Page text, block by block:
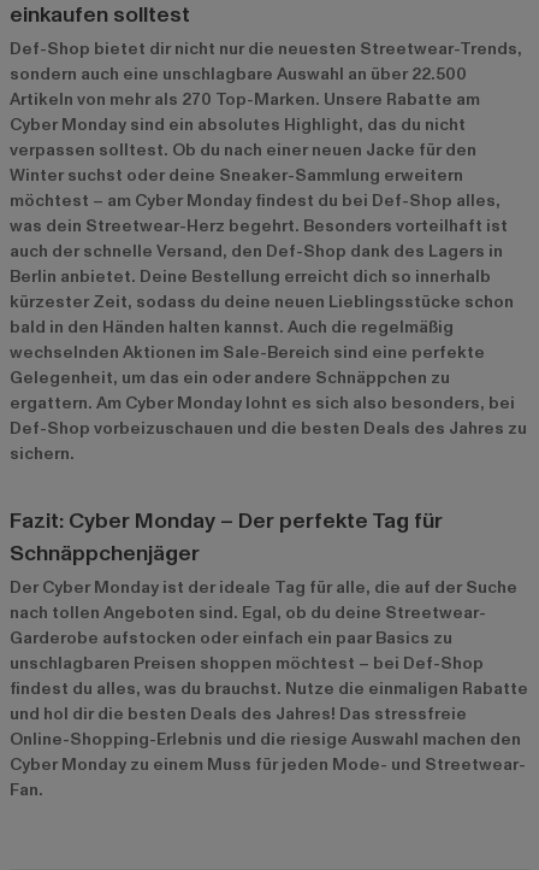
einkaufen solltest
Def-Shop bietet dir nicht nur die neuesten Streetwear-Trends,
sondern auch eine unschlagbare Auswahl an über 22.500
Artikeln von mehr als 270 Top-Marken. Unsere Rabatte am
Cyber Monday sind ein absolutes Highlight, das du nicht
verpassen solltest. Ob du nach einer neuen Jacke für den
Winter suchst oder deine Sneaker-Sammlung erweitern
möchtest – am Cyber Monday findest du bei Def-Shop alles,
was dein Streetwear-Herz begehrt. Besonders vorteilhaft ist
auch der schnelle Versand, den Def-Shop dank des Lagers in
Berlin anbietet. Deine Bestellung erreicht dich so innerhalb
kürzester Zeit, sodass du deine neuen Lieblingsstücke schon
bald in den Händen halten kannst. Auch die regelmäßig
wechselnden Aktionen im Sale-Bereich sind eine perfekte
Gelegenheit, um das ein oder andere Schnäppchen zu
ergattern. Am Cyber Monday lohnt es sich also besonders, bei
Def-Shop vorbeizuschauen und die besten Deals des Jahres zu
sichern.
Fazit: Cyber Monday – Der perfekte Tag für
Schnäppchenjäger
Der Cyber Monday ist der ideale Tag für alle, die auf der Suche
nach tollen Angeboten sind. Egal, ob du deine Streetwear-
Garderobe aufstocken oder einfach ein paar Basics zu
unschlagbaren Preisen shoppen möchtest – bei Def-Shop
findest du alles, was du brauchst. Nutze die einmaligen Rabatte
und hol dir die besten Deals des Jahres! Das stressfreie
Online-Shopping-Erlebnis und die riesige Auswahl machen den
Cyber Monday zu einem Muss für jeden Mode- und Streetwear-
Fan.